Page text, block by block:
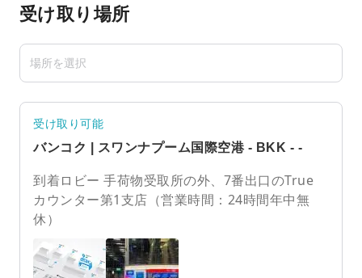
受け取り場所
受け取り可能
バンコク | スワンナプーム国際空港 - BKK - -
到着ロビー 手荷物受取所の外、7番出口のTrue
カウンター第1支店（営業時間：24時間年中無
休）